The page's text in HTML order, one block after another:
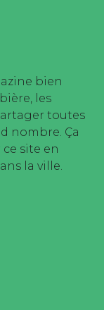
bien
les
toutes
nombre. Ça
ce site en
la ville.